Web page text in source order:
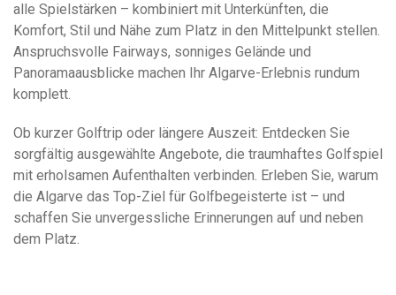
alle Spielstärken – kombiniert mit Unterkünften, die
Komfort, Stil und Nähe zum Platz in den Mittelpunkt stellen.
Anspruchsvolle Fairways, sonniges Gelände und
Panoramaausblicke machen Ihr Algarve-Erlebnis rundum
komplett.
Ob kurzer Golftrip oder längere Auszeit: Entdecken Sie
sorgfältig ausgewählte Angebote, die traumhaftes Golfspiel
mit erholsamen Aufenthalten verbinden. Erleben Sie, warum
die Algarve das Top-Ziel für Golfbegeisterte ist – und
schaffen Sie unvergessliche Erinnerungen auf und neben
dem Platz.